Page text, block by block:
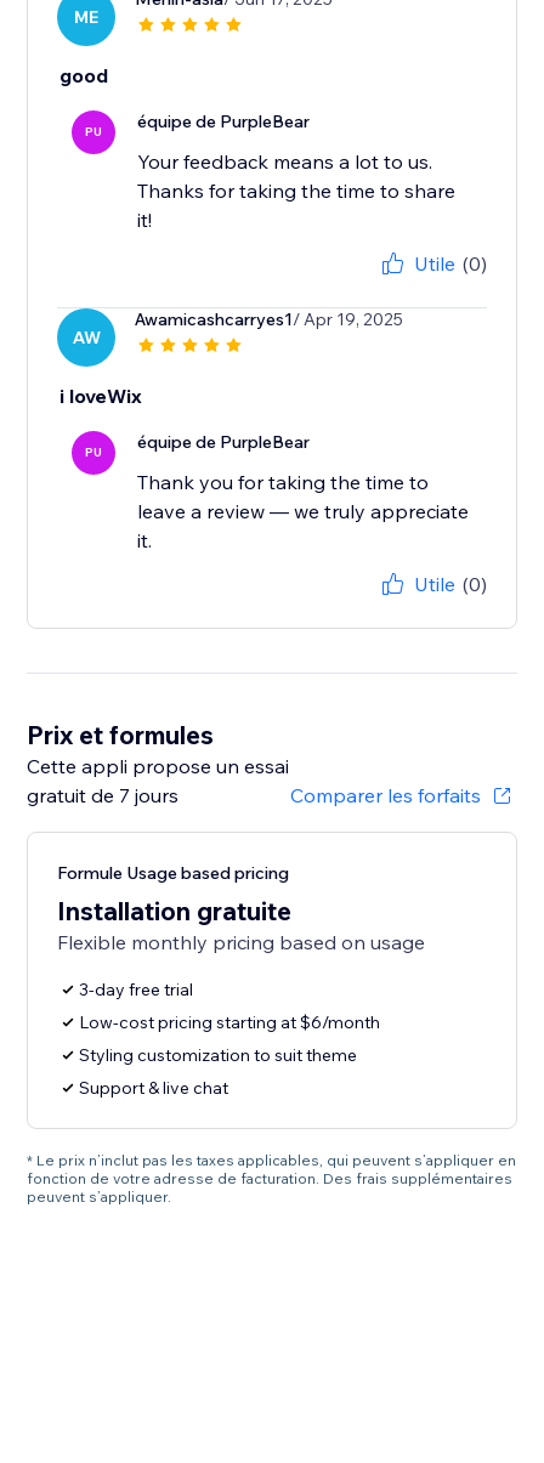
ME
good
PU équipe de PurpleBear
Your feedback means a lot to us.
Thanks for taking the time to share
it!
Utile (0)
AW
Awamicashcarryes1/ Apr 19, 2025
i loveWix
PU équipe de PurpleBear
Thank you for taking the time to
leave a review — we truly appreciate
it.
Utile (0)
Prix et formules
Cette appli propose un essai
gratuit de 7 jours
Comparer les forfaits
Formule Usage based pricing
Installation gratuite
Flexible monthly pricing based on usage
3-day free trial
Low-cost pricing starting at $6/month
Styling customization to suit theme
Support & live chat
* Le prix n’inclut pas les taxes applicables, qui peuvent s’appliquer en
fonction de votre adresse de facturation. Des frais supplémentaires
peuvent s’appliquer.